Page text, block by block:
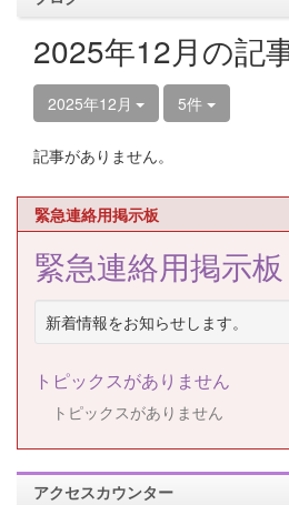
2025年12月の記
2025年12月 5件
記事がありません。
緊急連絡用掲示板
緊急連絡用掲示板
新着情報をお知らせします。
トピックスがありません
トピックスがありません
アクセスカウンター